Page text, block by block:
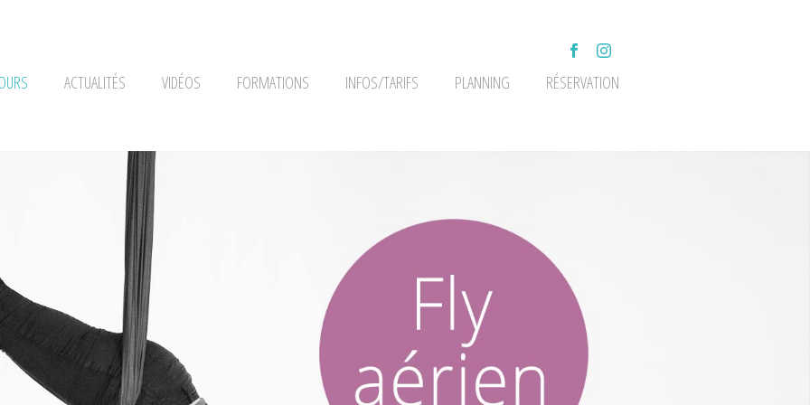
ACTUALITÉS VIDÉOS FORMATIONS INFOS/TARIFS PLANNING RÉSERVATION